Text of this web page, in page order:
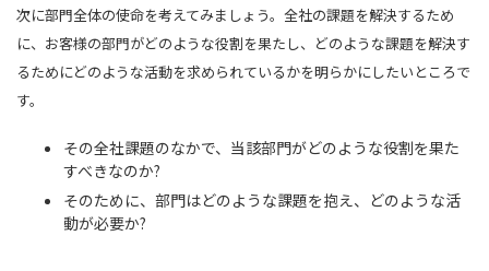
次に部門全体の使命を考えてみましょう。全社の課題を解決するため
に、お客様の部門がどのような役割を果たし、どのような課題を解決す
るためにどのような活動を求められているかを明らかにしたいところで
す。
その全社課題のなかで、当該部門がどのような役割を果た
すべきなのか?
そのために、部門はどのような課題を抱え、どのような活
動が必要か?